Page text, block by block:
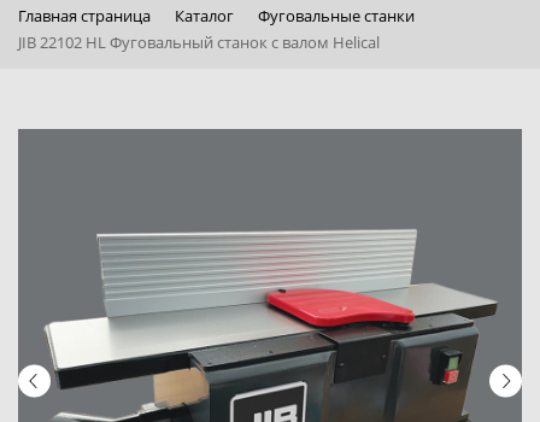
Главная страница Каталог
Фуговальные станки
JIB 22102 HL Фуговальный станок с валом Helical